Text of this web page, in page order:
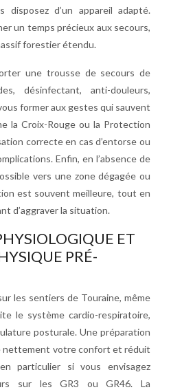
disposez d’un appareil adapté.
un temps précieux aux secours,
forestier étendu.
une trousse de secours de
désinfectant, anti-douleurs,
former aux gestes qui sauvent
la Croix-Rouge ou la Protection
correcte en cas d’entorse ou
Enfin, en l’absence de
vers une zone dégagée ou
est souvent meilleure, tout en
d’aggraver la situation.
ET
PRÉ-
les sentiers de Touraine, même
le système cardio-respiratoire,
posturale. Une préparation
nettement votre confort et réduit
particulier si vous envisagez
sur les GR3 ou GR46. La